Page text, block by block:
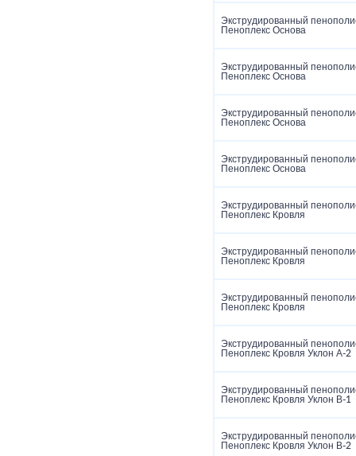
Экструдированный
Пеноплекс Основа
Экструдированный
Пеноплекс Основа
Экструдированный
Пеноплекс Основа
Экструдированный
Пеноплекс Основа
Экструдированный
Пеноплекс Кровля
Экструдированный
Пеноплекс Кровля
Экструдированный
Пеноплекс Кровля
Экструдированный
Пеноплекс Кровля Уклон А-2
Экструдированный
Пеноплекс Кровля Уклон В-1
Экструдированный
Пеноплекс Кровля Уклон В-2